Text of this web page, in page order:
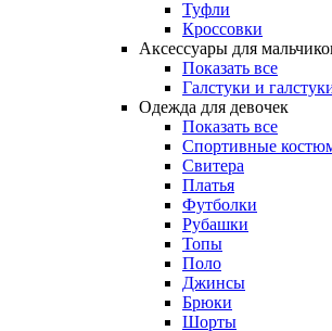
Туфли
Кроссовки
Аксессуары для
Показать все
Галстуки и
Одежда для девочек
Показать все
Спортивные
Свитера
Платья
Футболки
Рубашки
Топы
Поло
Джинсы
Брюки
Шорты